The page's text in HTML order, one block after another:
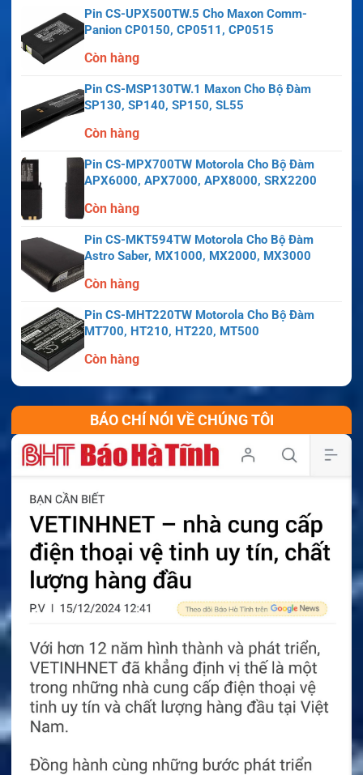
Pin CS-UPX500TW.5 Cho Maxon Comm-
Panion CP0150, CP0511, CP0515
Còn hàng
Pin CS-MSP130TW.1 Maxon Cho Bộ Đàm
SP130, SP140, SP150, SL55
Còn hàng
Pin CS-MPX700TW Motorola Cho Bộ Đàm
APX6000, APX7000, APX8000, SRX2200
Còn hàng
Pin CS-MKT594TW Motorola Cho Bộ Đàm
Astro Saber, MX1000, MX2000, MX3000
Còn hàng
Pin CS-MHT220TW Motorola Cho Bộ Đàm
MT700, HT210, HT220, MT500
Còn hàng
BÁO CHÍ NÓI VỀ CHÚNG TÔI